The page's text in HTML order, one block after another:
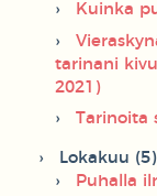
Kuinka
tarinani
2021)
Tarinoita
Lokakuu (5)
Puhalla